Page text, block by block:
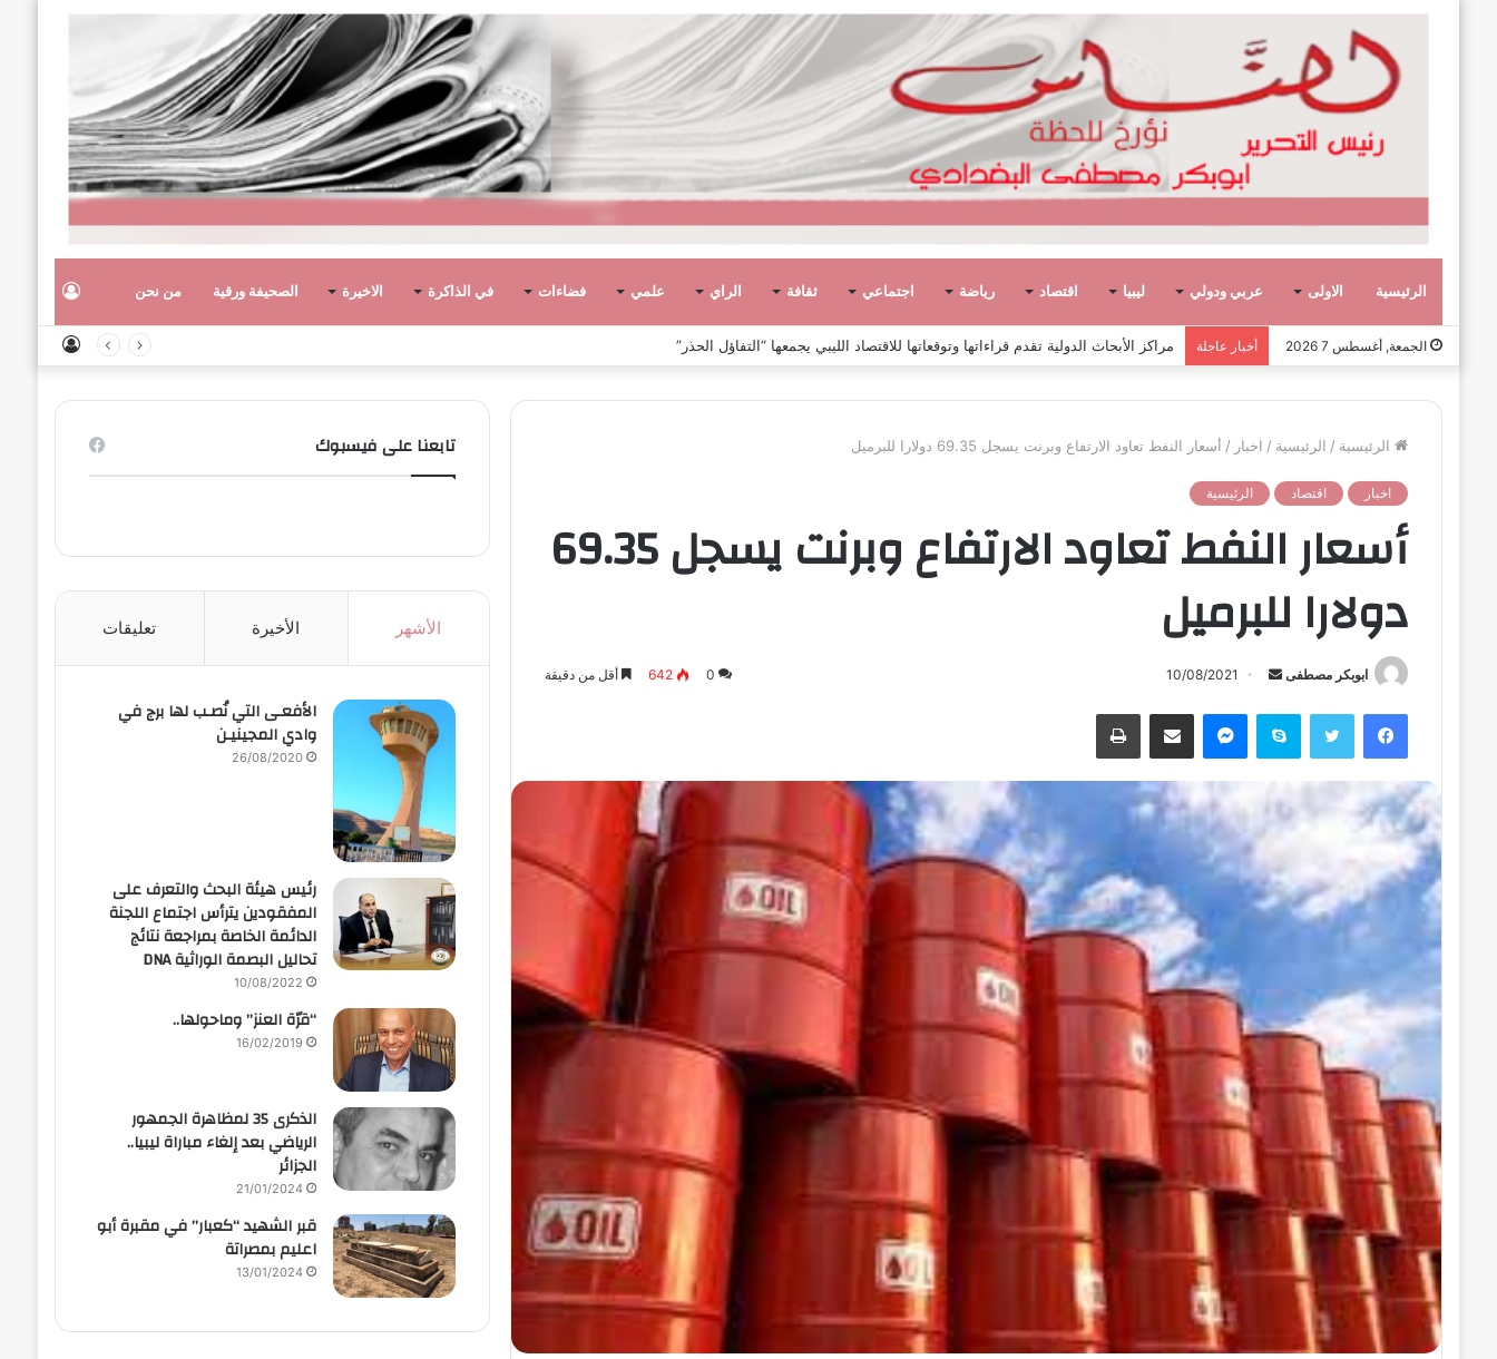
الرئيسية الاولى عربي ودولي ليبيا اقتصاد رياضة اجتماعي ثقافة الراي علمي فضاءات في الذاكرة الاخيرة الصحيفة ورقية من نحن
الجمعة, أغسطس 7 2026 أخبار عاجلة عشر حكومات وأحد عشر تشكيلاً وزارياً في ليبيا بين الاستقلال والانقلاب (1951 – 1969)
الرئيسية / الرئيسية / اخبار / أسعار النفط تعاود الارتفاع وبرنت يسجل 69.35 دولارا للبرميل
اخبار اقتصاد الرئيسية
أسعار النفط تعاود الارتفاع وبرنت يسجل 69.35
دولارا للبرميل
ابوبكر مصطفى
أ
ر
د
إ
ر
10/08/2021
0
642 أقل من دقيقة
فيسبوك تويتر سكايب ماسنجر مشاركة عبر البريد طباعة
تابعنا على فيسبوك
الأشهر الأخيرة تعليقات
الأفعـى التي نُصـب لها برج في
وادي المجينيـن
26/08/2020
رئيس هيئة البحث والتعرف على
المفقودين يترأس اجتماع اللجنة
الدائمة الخاصة بمراجعة نتائج
تحاليل البصمة الوراثية DNA
10/08/2022
“قرّة العنز” وماحولها..
16/02/2019
الذكرى 35 لمظاهرة الجمهور
الرياضي بعد إلغاء مباراة ليبيا..
الجزائر
21/01/2024
قبر الشهيد “كعبار” في مقبرة أبو
اعليم بمصراتة
13/01/2024